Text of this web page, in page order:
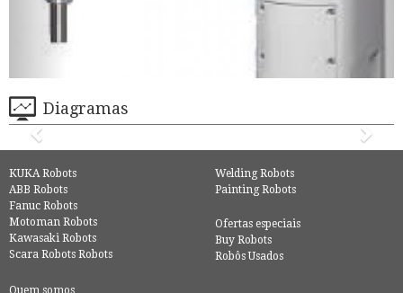
Diagramas
KUKA Robots
ABB Robots
Fanuc Robots
Motoman Robots
Kawasaki Robots
Scara Robots Robots
Welding Robots
Painting Robots
Ofertas especiais
Buy Robots
Robôs Usados
Quem somos